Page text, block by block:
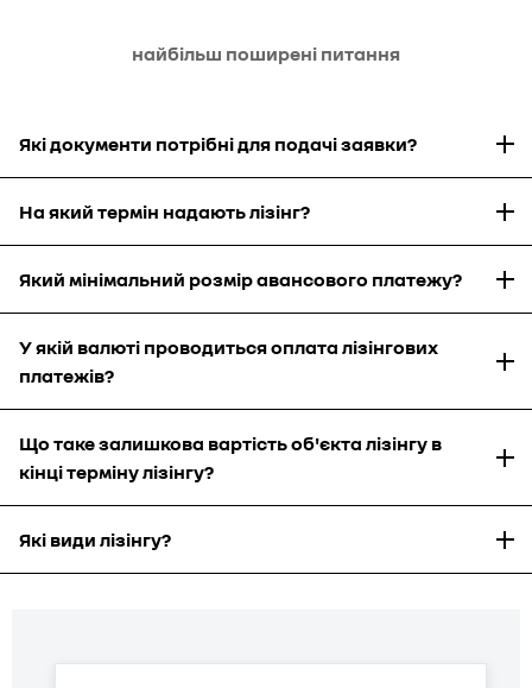
найбільш поширені питання
Які документи потрібні для подачі заявки?
На який термін надають лізінг?
Який мінімальний розмір авансового платежу?
У якій валюті проводиться оплата лізінгових
платежів?
Що таке залишкова вартість об'єкта лізінгу в
кінці терміну лізінгу?
Які види лізінгу?